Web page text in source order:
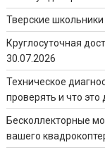
Тверские
Круглосуточная
30.07.2026
Техническое
проверять и что
Бесколлекторные
вашего